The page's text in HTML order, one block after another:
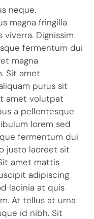
neque.
magna fringilla
Dignissim
fermentum dui
magna
Sit amet
purus sit
amet volutpat
a pellentesque
lorem sed
fermentum dui
justo laoreet sit
amet mattis
adipiscing
lacinia at quis
At tellus at urna
id nibh. Sit